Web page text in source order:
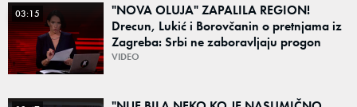
03:15
"NOVA OLUJA" ZAPALILA REGION!
Drecun, Lukić i Borovčanin o pretnjama iz
Zagreba: Srbi ne zaboravljaju progon
VIDEO